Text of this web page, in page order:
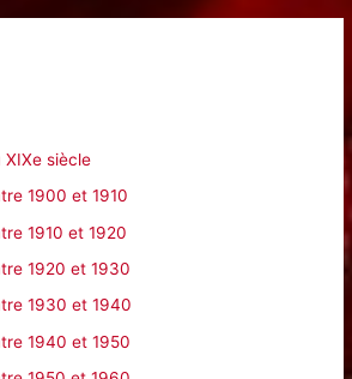
siècle
1900 et 1910
1910 et 1920
1920 et 1930
1930 et 1940
1940 et 1950